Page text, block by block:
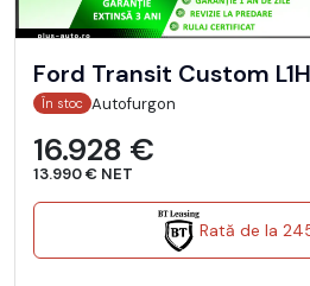
Ford Transit Custom
În stoc Autofurgon
16.928 €
13.990 € NET
Rată de la